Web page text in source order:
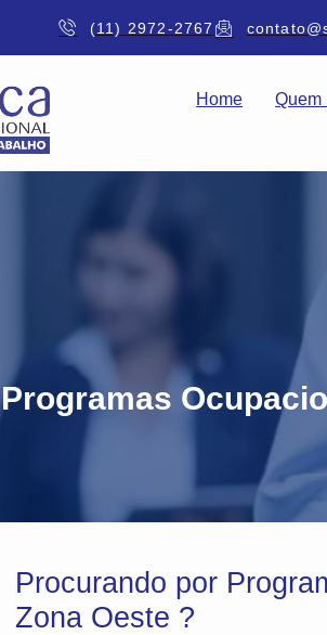
(11) 2972-2767
Home Quem
Programas
Procurando por
Zona Oeste ?